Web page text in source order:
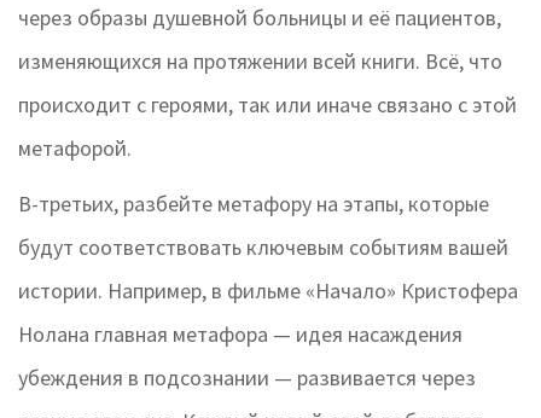
через образы душевной больницы и её пациентов,
изменяющихся на протяжении всей книги. Всё, что
происходит с героями, так или иначе связано с этой
метафорой.
В-третьих, разбейте метафору на этапы, которые
будут соответствовать ключевым событиям вашей
истории. Например, в фильме «Начало» Кристофера
Нолана главная метафора — идея насаждения
убеждения в подсознании — развивается через